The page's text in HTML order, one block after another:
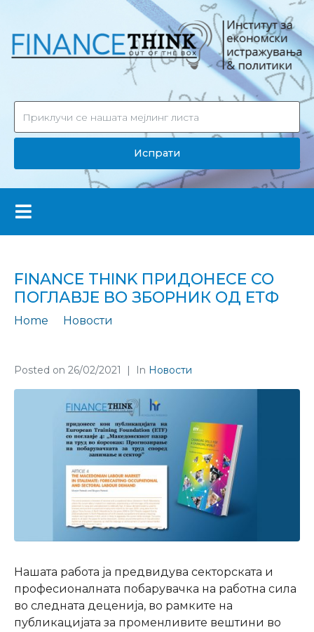
Испрати
FINANCE THINK ПРИДОНЕСЕ СО
ПОГЛАВЈЕ ВО ЗБОРНИК ОД ЕТФ
Home
Новости
Posted on 26/02/2021 In Новости
Нашата работа ја предвидува секторската и
професионалната побарувачка на работна сила
во следната деценија, во рамките на
публикацијата за променливите вештини во